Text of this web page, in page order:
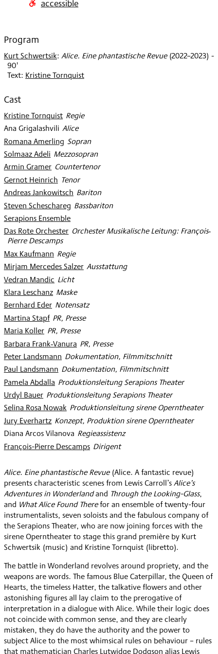
accessible
Program
Kurt Schwertsik: Alice. Eine phantastische Revue (2022–2023) -
90'
Text: Kristine Tornquist
Cast
Kristine Tornquist
: Regie
Ana Grigalashvili: Alice
Romana Amerling: Sopran
Solmaaz Adeli: Mezzosopran
Armin Gramer
: Countertenor
Gernot Heinrich: Tenor
Andreas Jankowitsch: Bariton
Steven Scheschareg: Bassbariton
Serapions Ensemble
Das Rote Orchester
: Orchester Musikalische Leitung: François‐
Pierre Descamps
Max Kaufmann: Regie
Mirjam Mercedes Salzer
: Ausstattung
Vedran Mandic: Licht
Klara Leschanz
: Maske
Bernhard Eder
: Notensatz
Martina Stapf
: PR, Presse
Maria Koller
: PR, Presse
Barbara Frank‐Vanura: PR, Presse
Peter Landsmann: Dokumentation, Filmmitschnitt
Paul Landsmann: Dokumentation, Filmmitschnitt
Pamela Abdalla: Produktionsleitung Serapions Theater
Urdyl Bauer
: Produktionsleitung Serapions Theater
Selina Rosa Nowak
: Produktionsleitung sirene Operntheater
Jury Everhartz
: Konzept, Produktion sirene Operntheater
Diana Arcos Vilanova: Regieassistenz
François-Pierre Descamps
: Dirigent
Alice. Eine phantastische Revue(Alice. A fantastic revue)
presents characteristic scenes from Lewis Carroll’sAlice’s
Adventures in Wonderlandand Through the Looking-Glass,
and What Alice Found Therefor an ensemble of twenty-four
instrumentalists, seven soloists and the fabulous company of
the Serapions Theater, who are now joining forces with the
sirene Operntheater to stage this grand première by Kurt
Schwertsik (music) and Kristine Tornquist (libretto).
The battle in Wonderland revolves around propriety, and the
weapons are words. The famous Blue Caterpillar, the Queen of
Hearts, the timeless Hatter, the talkative flowers and other
astonishing figures all lay claim to the prerogative of
interpretation in a dialogue with Alice. While their logic does
not coincide with common sense, and they are clearly
mistaken, they do have the authority and the power to
subject Alice to the most whimsical rules on behaviour – rules
that mathematician Charles Lutwidge Dodgson alias Lewis